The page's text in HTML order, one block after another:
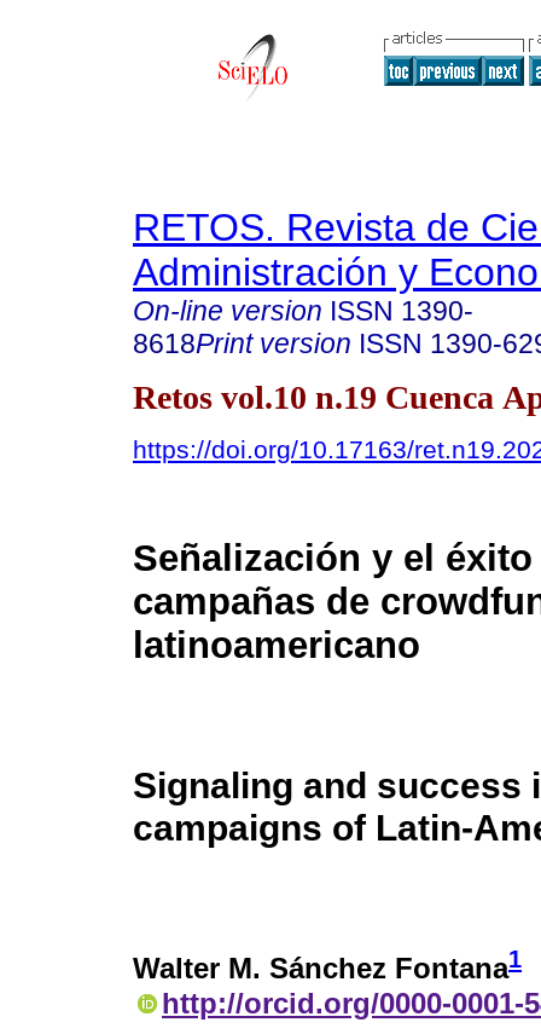
RETOS. Revista de
Administración y
On-line version ISSN 1390-
8618Print version ISSN 1390-
Retos vol.10 n.19 Cuenca
https://doi.org/10.17163/
Señalización y el
campañas de
latinoamericano
Signaling and success
campaigns of Latin-
Walter M. Sánchez Fontana1
http://orcid.org/0000-0001-